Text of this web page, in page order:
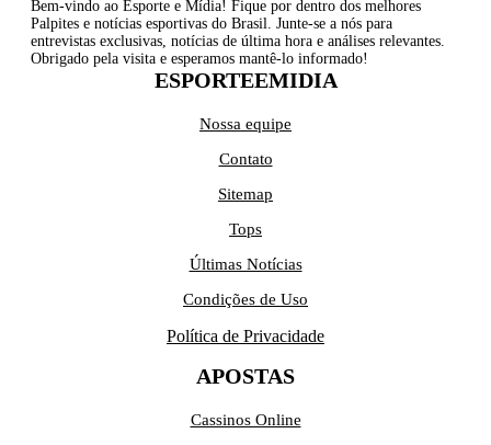
Bem-vindo ao Esporte e Mídia! Fique por dentro dos melhores
Palpites e notícias esportivas do Brasil. Junte-se a nós para
entrevistas exclusivas, notícias de última hora e análises relevantes.
Obrigado pela visita e esperamos mantê-lo informado!
ESPORTEEMIDIA
Nossa equipe
Contato
Sitemap
Tops
Últimas Notícias
Condições de Uso
Política de Privacidade
APOSTAS
Cassinos Online